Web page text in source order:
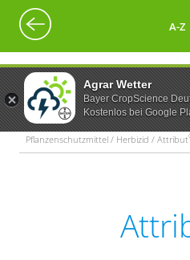
Agrar Wetter
Bayer CropScience
Kostenlos bei Google
A-Z
Pflanzenschutzmittel / Herbizid / Attribut